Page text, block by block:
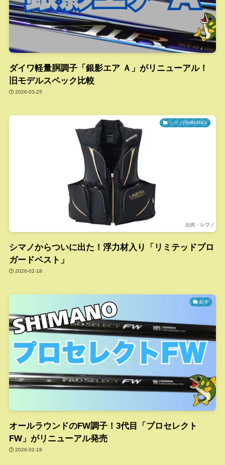
ダイワ軽量胴調子「銀影エア Ａ」がリニューアル！
旧モデルスペック比較
2026-03-25
シマノ(SHIMANO)
シマノからついに出た！浮力材入り「リミテッドプロ
ガードベスト」
2026-02-18
鮎竿
オールラウンドのFW調子！3代目「プロセレクト
FW」がリニューアル発売
2026-02-18